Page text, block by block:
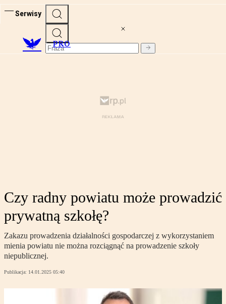
Serwisy
PRO
Czy radny powiatu może prowadzić
prywatną szkołę?
Zakazu prowadzenia działalności gospodarczej z wykorzystaniem
mienia powiatu nie można rozciągnąć na prowadzenie szkoły
niepublicznej.
Publikacja: 14.01.2025 05:40